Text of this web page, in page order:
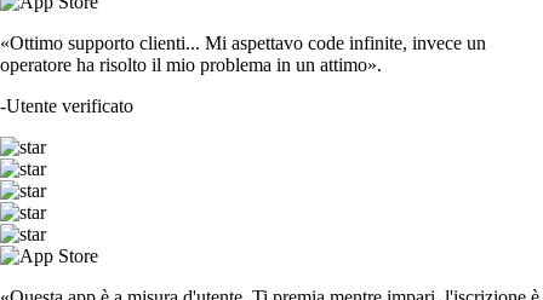
«Ottimo supporto clienti... Mi aspettavo code infinite, invece un
operatore ha risolto il mio problema in un attimo».
-Utente verificato